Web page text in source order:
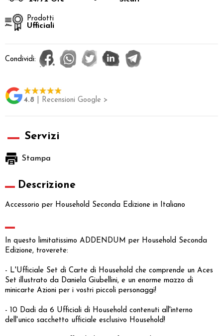
Prodotti
Ufficiali
Condividi:
4.8 | Recensioni Google >
Servizi
Stampa
Descrizione
Accessorio per Household Seconda Edizione in Italiano
In questo limitatissimo ADDENDUM per Household Seconda
Edizione, troverete:
- L'Ufficiale Set di Carte di Household che comprende un Aces
Set illustrato da Daniela Giubellini, e un enorme mazzo di
minicarte Azioni per i vostri piccoli personaggi!
- 10 Dadi da 6 Ufficiali di Household contenuti all'interno
dell'unico sacchetto ufficiale esclusivo Household!